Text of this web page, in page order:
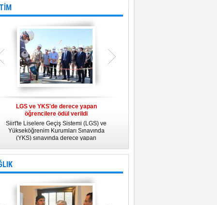
LGS ve YKS'de derece yapan
öğrencilere ödül verildi
Siirt'te Liselere Geçiş Sistemi (LGS) ve
Yükseköğrenim Kurumları Sınavında
(YKS) sınavında derece yapan
Kadına Yönelik Şiddetle Mücadele"